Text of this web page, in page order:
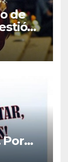
de
Por